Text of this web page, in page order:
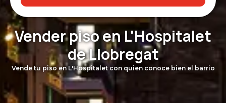
Vender piso en L'Hospitalet
de Llobregat
Vende tu piso en L'Hospitalet con quien conoce bien el barrio